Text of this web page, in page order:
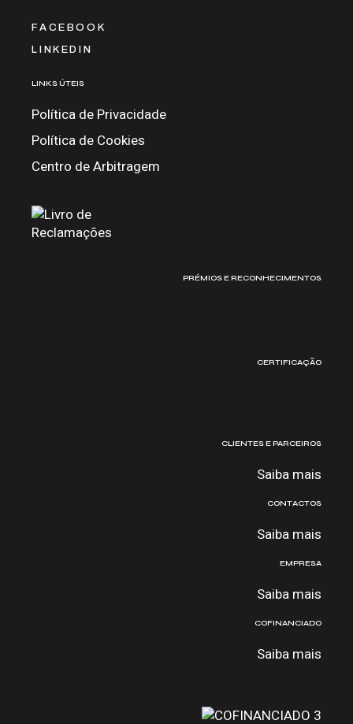
FACEBOOK
LINKEDIN
LINKS ÚTEIS
Política de Privacidade
Política de Cookies
Centro de Arbitragem
PRÉMIOS E RECONHECIMENTOS
CERTIFICAÇÃO
CLIENTES E PARCEIROS
Saiba mais
CONTACTOS
Saiba mais
EMPRESA
Saiba mais
COFINANCIADO
Saiba mais